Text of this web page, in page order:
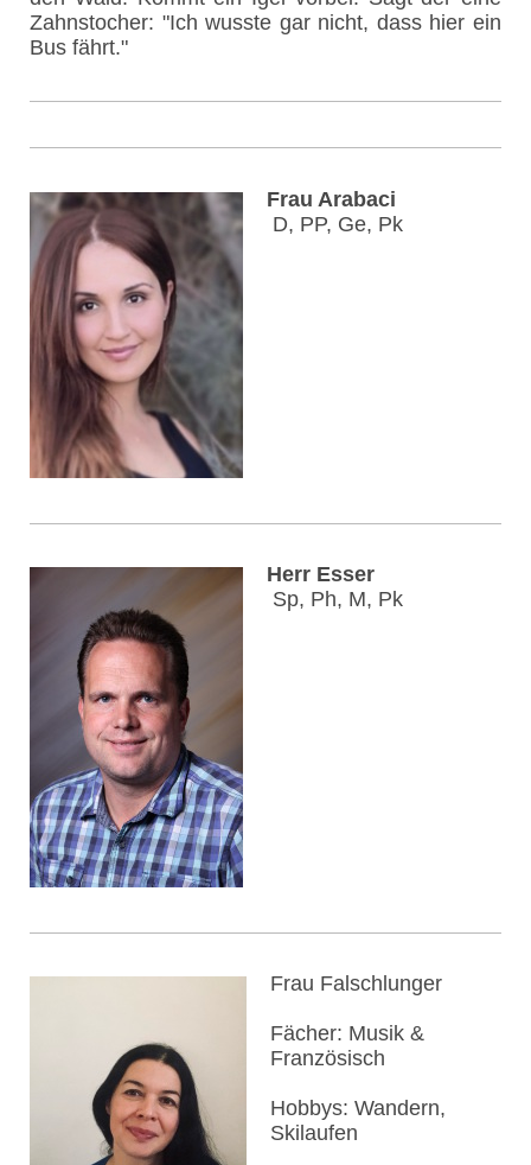
Zahnstocher: "Ich wusste gar nicht, dass hier ein
Bus fährt."
Frau Arabaci
D, PP, Ge, Pk
Herr Esser
Sp, Ph, M, Pk
Frau Falschlunger
Fächer: Musik &
Französisch
Hobbys: Wandern,
Skilaufen